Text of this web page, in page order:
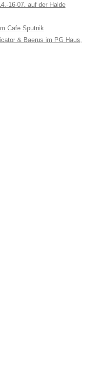
16-07. auf der Halde
Cafe Sputnik
& Baerus im PG Haus,